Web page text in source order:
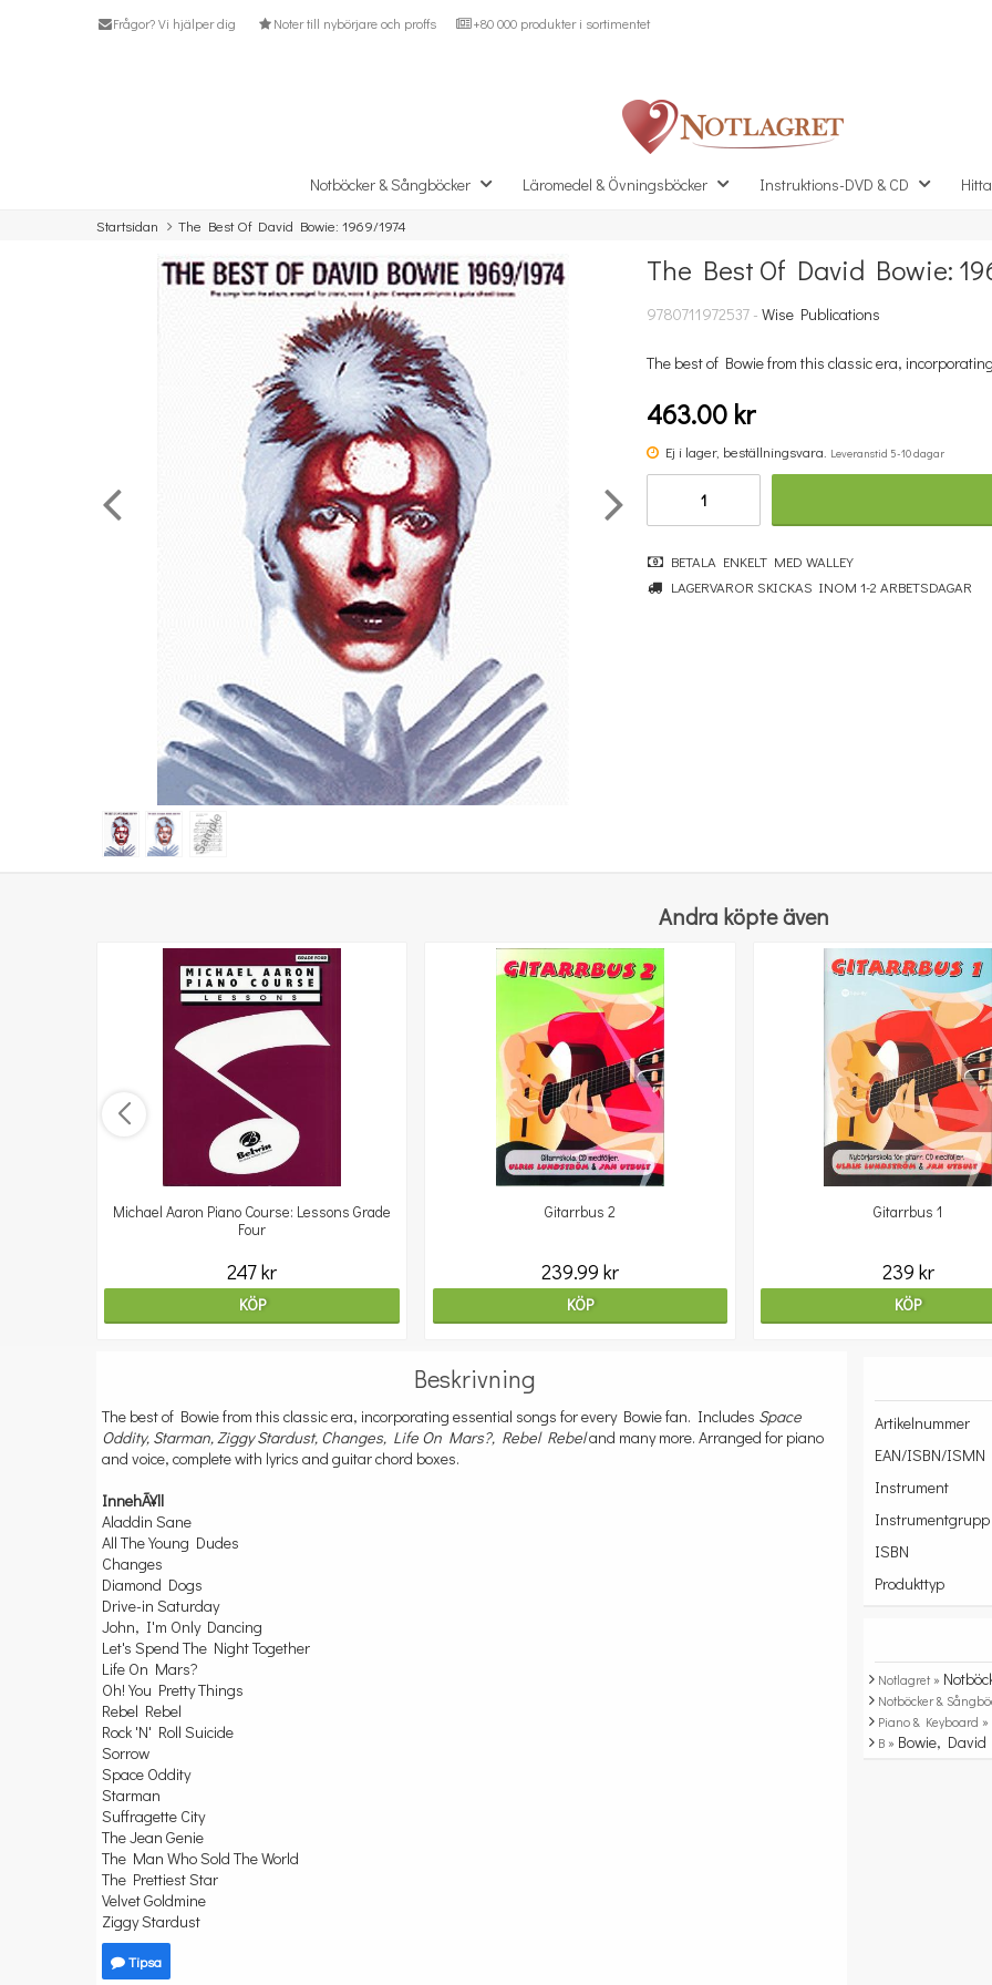
Frågor? Vi hjälper dig Noter till nybörjare och proffs +80 000 produkter i sortimentet
Notböcker & Sångböcker Läromedel & Övningsböcker Instruktions-DVD & CD
Startsidan The Best Of David Bowie: 1969/1974
Missa inte detta...
Benjamin Britten: Simple Symphony For String Orchestra - Study Score
The Best Of David Bowie:
9780711972537 - Wise Publications
The best of Bowie from this classic era,
463.00 kr
Ej i lager, beställningsvara. Leveranstid 5-10 dagar
BETALA ENKELT MED WALLEY
LAGERVAROR SKICKAS INOM 1-2 ARBETSDAGAR
Andra köpte även
Michael Aaron Piano Course: Lessons Grade
Four
247 kr
KÖP
Gitarrbus 2
239.99 kr
KÖP
Gitarrbus 1
239 kr
KÖP
Beskrivning
The best of Bowie from this classic era, incorporating essential songs for every Bowie fan. Includes Space
Oddity, Starman, Ziggy Stardust, Changes, Life On Mars?, Rebel Rebeland many more. Arranged for piano
and voice, complete with lyrics and guitar chord boxes.
InnehÃ¥ll
Aladdin Sane
All The Young Dudes
Changes
Diamond Dogs
Drive-in Saturday
John, I'm Only Dancing
Let's Spend The Night Together
Life On Mars?
Oh! You Pretty Things
Rebel Rebel
Rock 'N' Roll Suicide
Sorrow
Space Oddity
Starman
Suffragette City
The Jean Genie
The Man Who Sold The World
The Prettiest Star
Velvet Goldmine
Ziggy Stardust
Tipsa
Artikelnummer
EAN/ISBN/ISMN
Instrument
Instrumentgrupp
ISBN
Produkttyp
Notlagret »
Notböcker &
Piano & Keyboard »
B » Bowie, David